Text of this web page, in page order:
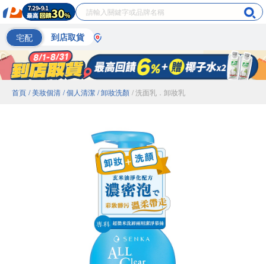
宅配 到店取貨
首頁 / 美妝個清 / 個人清潔 / 卸妝洗顏 / 洗面乳．卸妝乳